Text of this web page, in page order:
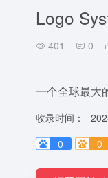
Logo
401 0
一个全球最大
收录时间：
0
0